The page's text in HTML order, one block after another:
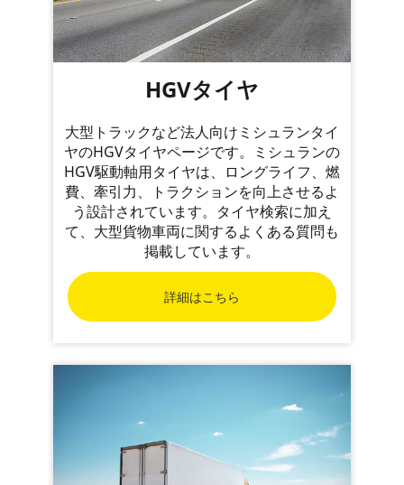
HGVタイヤ
大型トラックなど法人向けミシュランタイ
ヤのHGVタイヤページです。ミシュランの
HGV駆動軸用タイヤは、ロングライフ、燃
費、牽引力、トラクションを向上させるよ
う設計されています。タイヤ検索に加え
て、大型貨物車両に関するよくある質問も
掲載しています。
詳細はこちら